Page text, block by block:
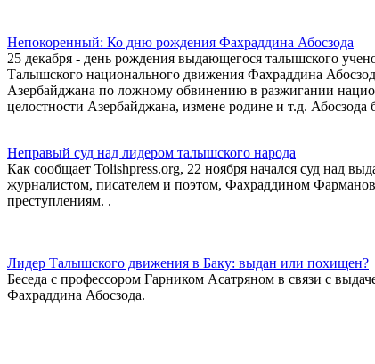
Непокоренный: Ко дню рождения Фахраддина Абосзода
25 декабря - день рождения выдающегося талышского
Талышского национального движения Фахраддина
Азербайджана по ложному обвинению в разжигании
целостности Азербайджана, измене родине и т.д.
Неправый суд над лидером талышского народа
Как сообщает Tolishpress.org, 22 ноября начался суд над
журналистом, писателем и поэтом, Фахраддином
преступлениям. .
Лидер Талышского движения в Баку: выдан или похищен?
Беседа с профессором Гарником Асатряном в связи с
Фахраддина Абосзода.